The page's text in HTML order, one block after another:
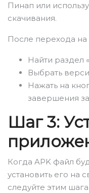
Пинап или
скачивания.
После перехода на
Найти раздел
Выбрать
Нажать на
завершения
Шаг 3:
Когда APK файл
установить его на
следуйте этим